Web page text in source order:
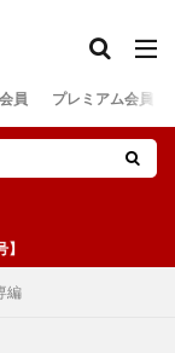
員 プレミアム会員
編